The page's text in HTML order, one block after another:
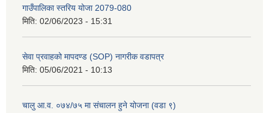
गाउँपालिका स्तरिय योजा 2079-080
मिति: 02/06/2023 - 15:31
सेवा प्रवाहको मापदण्ड (SOP) नागरीक वडापत्र
मिति: 05/06/2021 - 10:13
चालु आ.व. ०७४/७५ मा संचालन हुने योजना (वडा ९)